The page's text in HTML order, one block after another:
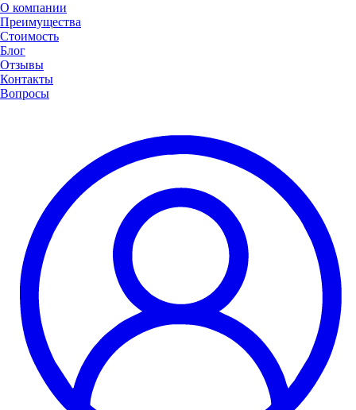
О компании
Преимущества
Стоимость
Блог
Отзывы
Контакты
Вопросы